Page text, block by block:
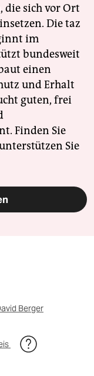
die sich vor Ort
Die taz
im
bundesweit
einen
und Erhalt
guten, frei
Finden Sie
Sie
Berger